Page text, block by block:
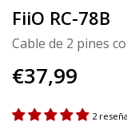
FiiO RC-78B
Cable de 2 pines
€37,99
2